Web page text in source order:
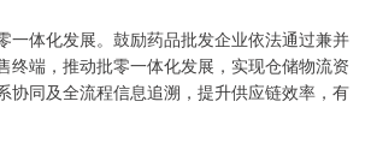
体化发展。鼓励药品批发企业依法通过兼并
终端，推动批零一体化发展，实现仓储物流资
协同及全流程信息追溯，提升供应链效率，有